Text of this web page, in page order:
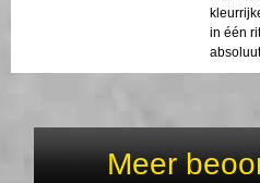
in één
Meer